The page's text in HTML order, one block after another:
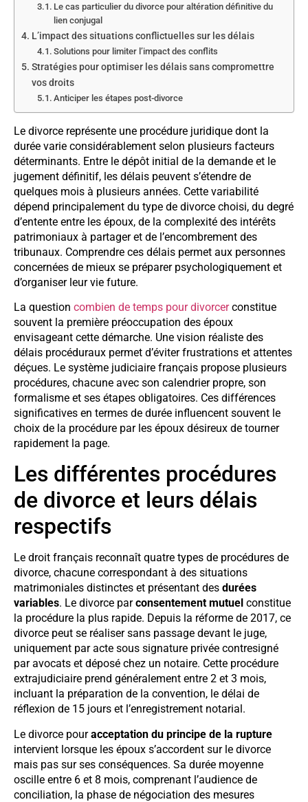
Le cas particulier du divorce pour altération définitive du
lien conjugal
L’impact des situations conflictuelles sur les délais
Solutions pour limiter l’impact des conflits
Stratégies pour optimiser les délais sans compromettre
vos droits
Anticiper les étapes post-divorce
Le divorce représente une procédure juridique dont la
durée varie considérablement selon plusieurs facteurs
déterminants. Entre le dépôt initial de la demande et le
jugement définitif, les délais peuvent s’étendre de
quelques mois à plusieurs années. Cette variabilité
dépend principalement du type de divorce choisi, du degré
d’entente entre les époux, de la complexité des intérêts
patrimoniaux à partager et de l’encombrement des
tribunaux. Comprendre ces délais permet aux personnes
concernées de mieux se préparer psychologiquement et
d’organiser leur vie future.
La question combien de temps pour divorcerconstitue
souvent la première préoccupation des époux
envisageant cette démarche. Une vision réaliste des
délais procéduraux permet d’éviter frustrations et attentes
déçues. Le système judiciaire français propose plusieurs
procédures, chacune avec son calendrier propre, son
formalisme et ses étapes obligatoires. Ces différences
significatives en termes de durée influencent souvent le
choix de la procédure par les époux désireux de tourner
rapidement la page.
Les différentes procédures
de divorce et leurs délais
respectifs
Le droit français reconnaît quatre types de procédures de
divorce, chacune correspondant à des situations
matrimoniales distinctes et présentant des durées
variables. Le divorce parconsentement mutuel constitue
la procédure la plus rapide. Depuis la réforme de 2017, ce
divorce peut se réaliser sans passage devant le juge,
uniquement par acte sous signature privée contresigné
par avocats et déposé chez un notaire. Cette procédure
extrajudiciaire prend généralement entre 2 et 3 mois,
incluant la préparation de la convention, le délai de
réflexion de 15 jours et l’enregistrement notarial.
Le divorce pouracceptation du principe de la rupture
intervient lorsque les époux s’accordent sur le divorce
mais pas sur ses conséquences. Sa durée moyenne
oscille entre 6 et 8 mois, comprenant l’audience de
conciliation, la phase de négociation des mesures